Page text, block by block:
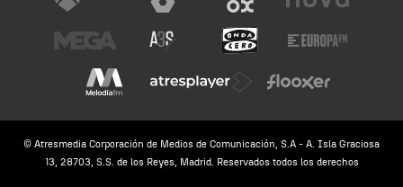
© Atresmedia Corporación de Medios de Comunicación, S.A - A. Isla Graciosa
13, 28703, S.S. de los Reyes, Madrid. Reservados todos los derechos